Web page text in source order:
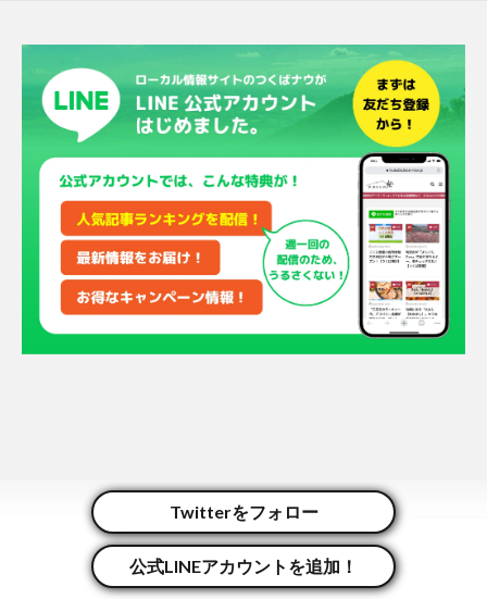
Twitterをフォロー
公式LINEアカウントを追加！